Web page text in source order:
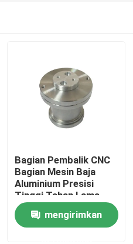
Bagian Pembalik CNC
Bagian Mesin Baja
Aluminium Presisi
Tinggi Tahan Lama
mengirimkan